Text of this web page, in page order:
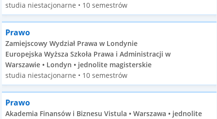
studia niestacjonarne • 10 semestrów
Prawo
Zamiejscowy Wydział Prawa w Londynie
Europejska Wyższa Szkoła Prawa i Administracji w
Warszawie • Londyn • jednolite magisterskie
studia niestacjonarne • 10 semestrów
Prawo
Akademia Finansów i Biznesu Vistula • Warszawa • jednolite